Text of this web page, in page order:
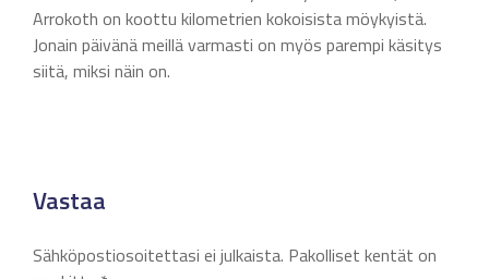
Arrokoth on koottu kilometrien kokoisista möykyistä.
Jonain päivänä meillä varmasti on myös parempi käsitys
siitä, miksi näin on.
Vastaa
Sähköpostiosoitettasi ei julkaista. Pakolliset kentät on